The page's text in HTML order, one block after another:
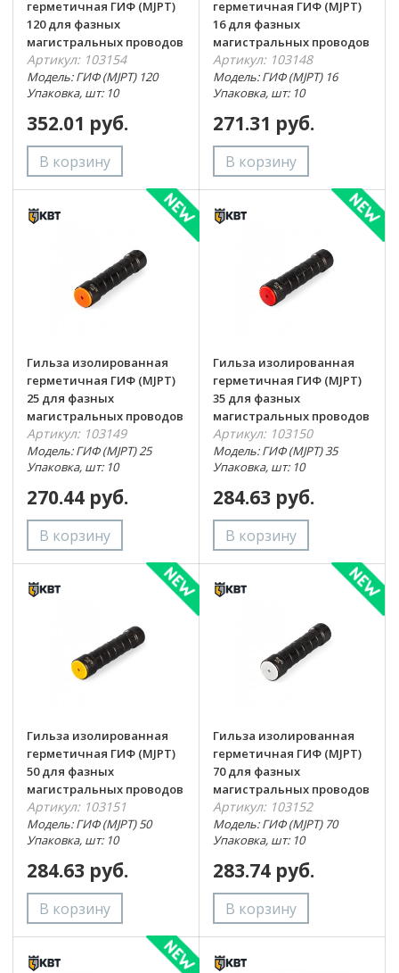
герметичная ГИФ (MJPT)
120 для фазных
магистральных проводов
Артикул: 103154
Модель: ГИФ (MJPT) 120
Упаковка, шт: 10
352.01 руб.
герметичная ГИФ (MJPT)
16 для фазных
магистральных проводов
Артикул: 103148
Модель: ГИФ (MJPT) 16
Упаковка, шт: 10
271.31 руб.
Гильза изолированная
герметичная ГИФ (MJPT)
25 для фазных
магистральных проводов
Артикул: 103149
Модель: ГИФ (MJPT) 25
Упаковка, шт: 10
270.44 руб.
Гильза изолированная
герметичная ГИФ (MJPT)
35 для фазных
магистральных проводов
Артикул: 103150
Модель: ГИФ (MJPT) 35
Упаковка, шт: 10
284.63 руб.
Гильза изолированная
герметичная ГИФ (MJPT)
50 для фазных
магистральных проводов
Артикул: 103151
Модель: ГИФ (MJPT) 50
Упаковка, шт: 10
284.63 руб.
Гильза изолированная
герметичная ГИФ (MJPT)
70 для фазных
магистральных проводов
Артикул: 103152
Модель: ГИФ (MJPT) 70
Упаковка, шт: 10
283.74 руб.